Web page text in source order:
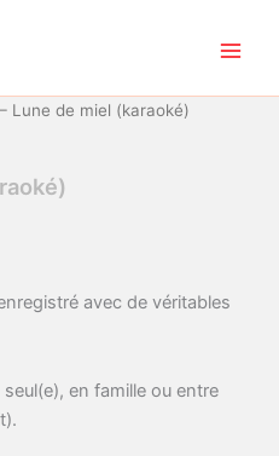
Lune de miel (karaoké)
avec de véritables
en famille ou entre